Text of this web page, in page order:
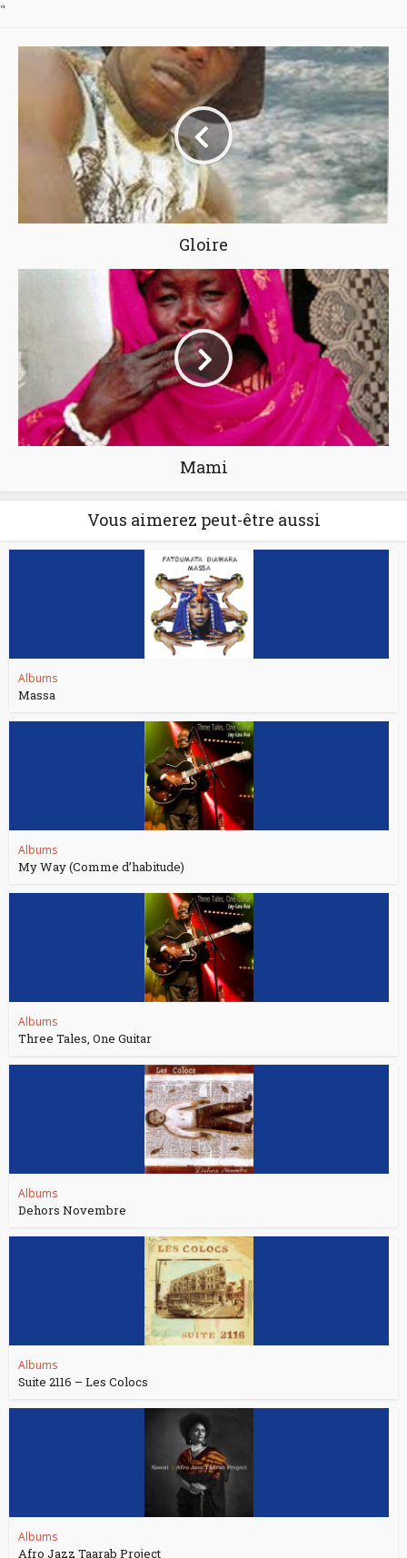
"
Gloire
Mami
Vous aimerez peut-être aussi
Albums
Massa
Albums
My Way (Comme d’habitude)
Albums
Three Tales, One Guitar
Albums
Dehors Novembre
Albums
Suite 2116 – Les Colocs
Albums
Afro Jazz Taarab Project